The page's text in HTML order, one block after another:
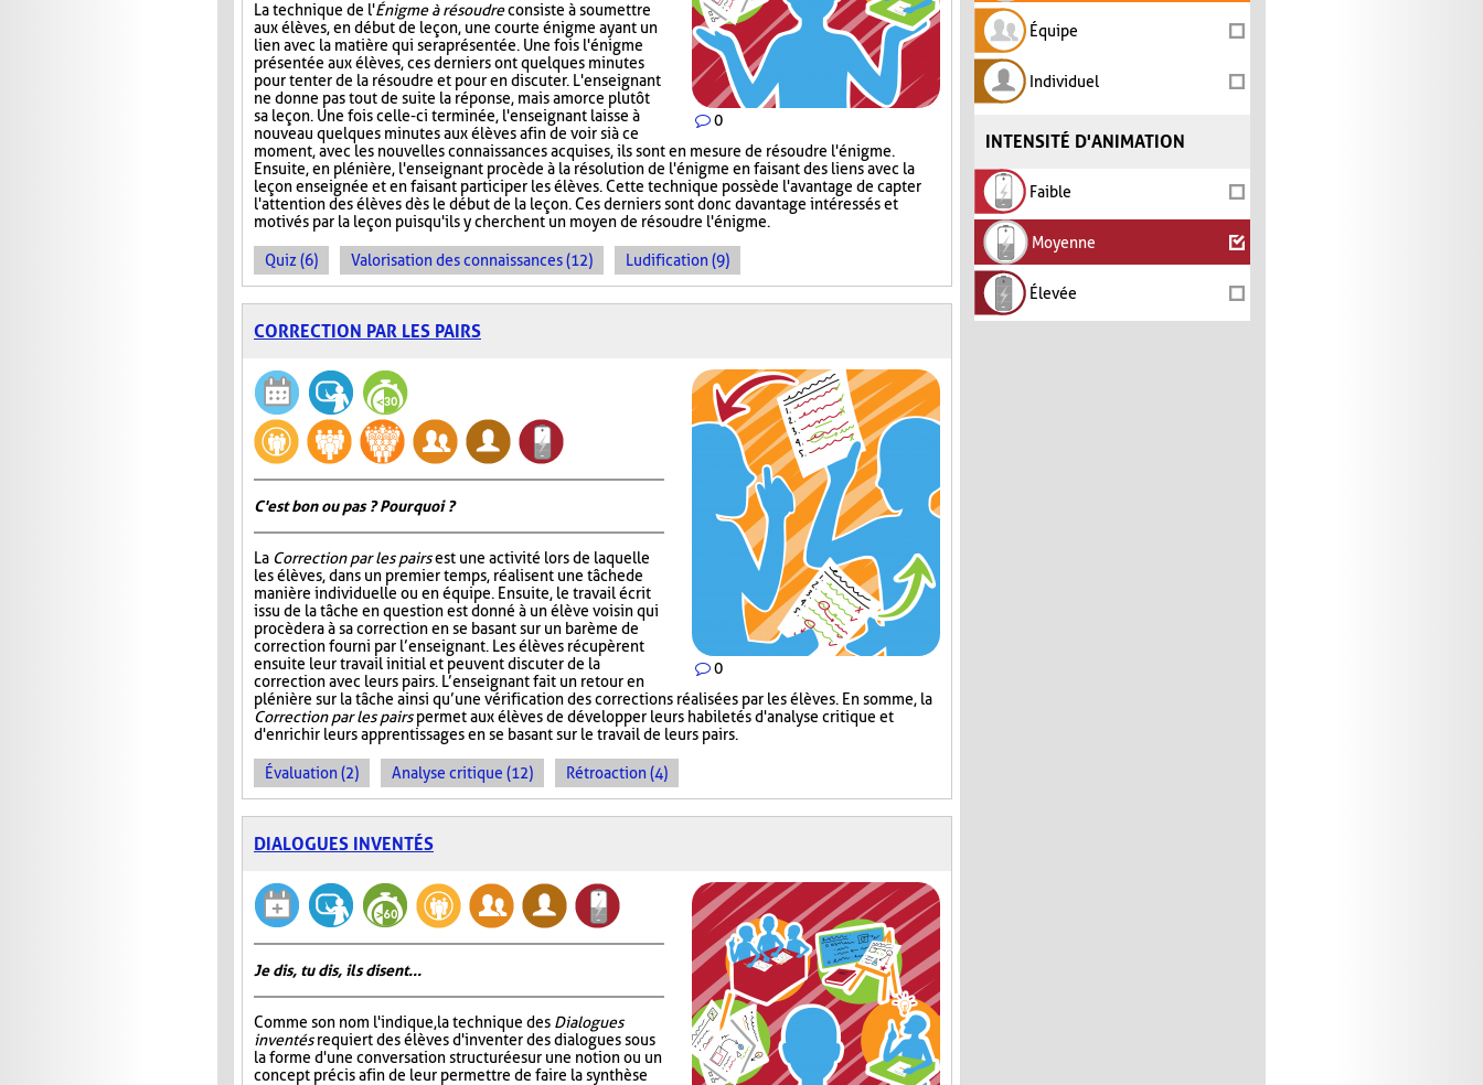
Équipe
Individuel
INTENSITÉ D'ANIMATION
Faible
Moyenne
Élevée
0
La technique de l'Énigme à résoudreconsiste à soumettre
aux élèves, en début de leçon, une courte énigme ayant un
lien avec la matière qui sera présentée. Une fois l'énigme
présentée aux élèves, ces derniers ont quelques minutes
pour tenter de la résoudre et pour en discuter. L'enseignant
ne donne pas tout de suite la réponse, mais amorce plutôt
sa leçon. Une fois celle-ci terminée, l'enseignant laisse à
nouveau quelques minutes aux élèves afin de voir si à ce
moment, avec les nouvelles connaissances acquises, ils sont en mesure de résoudre l'énigme.
Ensuite, en plénière, l'enseignant procède à la résolution de l'énigme en faisant des liens avec la
leçon enseignée et en faisant participer les élèves. Cette technique possède l'avantage de capter
l'attention des élèves dès le début de la leçon. Ces derniers sont donc davantage intéressés et
motivés par la leçon puisqu'ils y cherchent un moyen de résoudre l'énigme.
Quiz (6) Valorisation des connaissances (12) Ludification (9)
CORRECTION PAR LES PAIRS
0
C'est bon ou pas ? Pourquoi ?
La Correction par les pairsest une activité lors de laquelle
les élèves, dans un premier temps, réalisent une tâche de
manière individuelle ou en équipe. Ensuite, le travail écrit
issu de la tâche en question est donné à un élève voisin qui
procèdera à sa correction en se basant sur un barème de
correction fourni par l’enseignant. Les élèves récupèrent
ensuite leur travail initial et peuvent discuter de la
correction avec leurs pairs. L’enseignant fait un retour en
plénière sur la tâche ainsi qu’une vérification des corrections réalisées par les élèves. En somme, la
Correction par les pairspermet aux élèves de développer leurs habiletés d'analyse critique et
d'enrichir leurs apprentissages en se basant sur le travail de leurs pairs.
Évaluation (2) Analyse critique (12) Rétroaction (4)
DIALOGUES INVENTÉS
Je dis, tu dis, ils disent...
Comme son nom l'indique, la technique des Dialogues
inventésrequiert des élèves d'inventer des dialogues sous
la forme d'une conversation structurée sur une notion ou un
concept précis afin de leur permettre de faire la synthèse